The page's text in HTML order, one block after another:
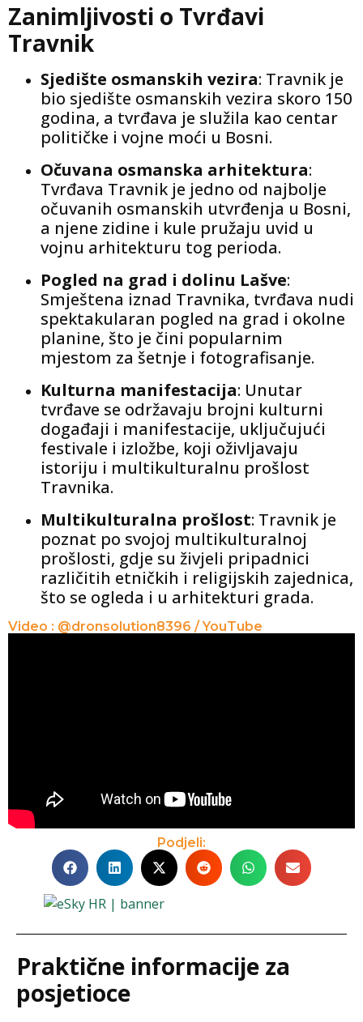
Zanimljivosti o Tvrđavi
Travnik
Sjedište osmanskih vezira: Travnik je
bio sjedište osmanskih vezira skoro 150
godina, a tvrđava je služila kao centar
političke i vojne moći u Bosni.
Očuvana osmanska arhitektura:
Tvrđava Travnik je jedno od najbolje
očuvanih osmanskih utvrđenja u Bosni,
a njene zidine i kule pružaju uvid u
vojnu arhitekturu tog perioda.
Pogled na grad i dolinu Lašve:
Smještena iznad Travnika, tvrđava nudi
spektakularan pogled na grad i okolne
planine, što je čini popularnim
mjestom za šetnje i fotografisanje.
Kulturna manifestacija: Unutar
tvrđave se održavaju brojni kulturni
događaji i manifestacije, uključujući
festivale i izložbe, koji oživljavaju
istoriju i multikulturalnu prošlost
Travnika.
Multikulturalna prošlost: Travnik je
poznat po svojoj multikulturalnoj
prošlosti, gdje su živjeli pripadnici
različitih etničkih i religijskih zajednica,
što se ogleda i u arhitekturi grada.
Video : @dronsolution8396 / YouTube
Podjeli:
Praktične informacije za
posjetioce